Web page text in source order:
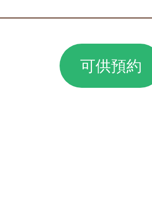
可供預約